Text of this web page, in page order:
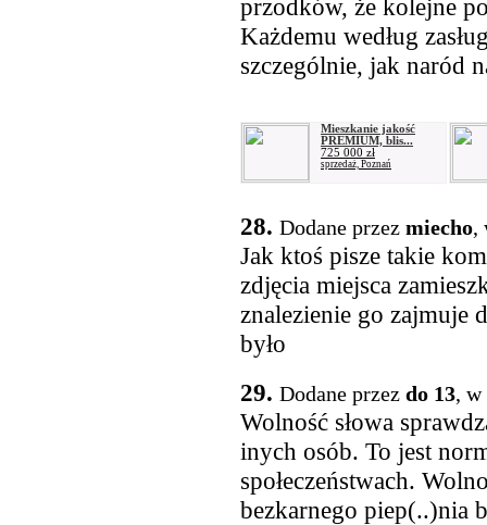
przodków, że kolejne
Każdemu według
szczególnie, jak naród
Mieszkanie jakość
PREMIUM, blis...
725 000 zł
sprzedaż, Poznań
28. Dodane przez miecho,
Jak ktoś pisze takie
zdjęcia miejsca
znalezienie go zajmuje
było
29. Dodane przez do 13, w
Wolność słowa
inych osób. To jest
społeczeństwach.
bezkarnego piep(..)nia